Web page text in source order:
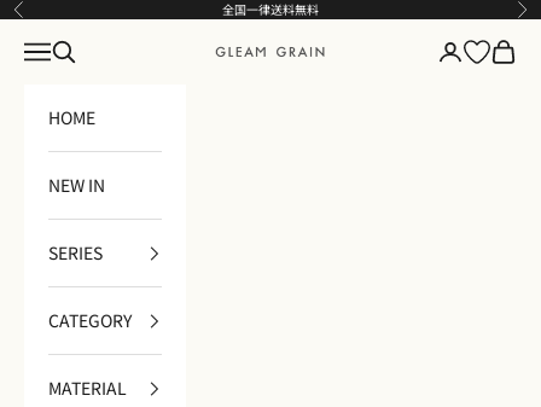
コンテンツへスキップ
前へ 全国一律送料無料 次
GLEAM GRAIN
メニュー
検索 ログインカート
HOME
NEW IN
SERIES
CATEGORY
MATERIAL